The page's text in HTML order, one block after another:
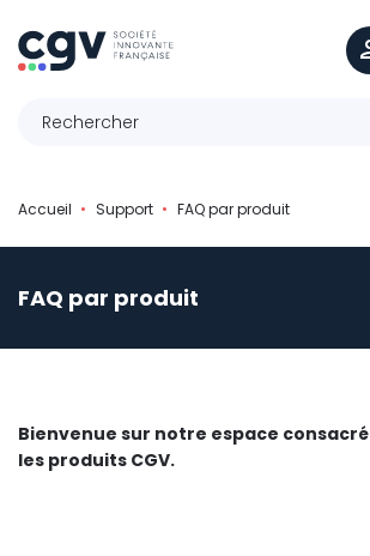
Accueil Support FAQ par produit
FAQ par produit
Bienvenue sur notre espace
les produits CGV.